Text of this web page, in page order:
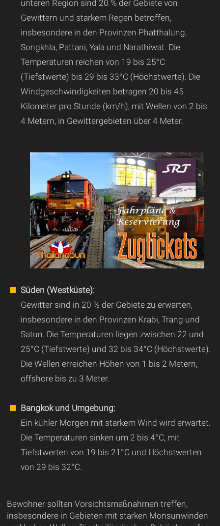
unteren Region sind 20 % der Gebiete von
Gewittern und starkem Regen betroffen,
insbesondere in den Provinzen Phatthalung,
Songkhla, Pattani, Yala und Narathiwat. Die
Temperaturen reichen von 19 bis 25°C
(Tiefstwerte) bis 29 bis 33°C (Höchstwerte). Die
Windgeschwindigkeiten betragen 20 bis 45
Kilometer pro Stunde (km/h), mit Wellen von 2 bis
4 Metern, in Gewittergebieten über 4 Meter.
Süden (Westküste):
Gewitter sind in 20 % der Gebiete zu erwarten,
insbesondere in den Provinzen Krabi, Trang und
Satun. Die Temperaturen liegen zwischen 22 und
25°C (Tiefstwerte) und 32 bis 34°C (Höchstwerte).
Die Wellen erreichen Höhen von 1 bis 2 Metern,
offshore bis zu 3 Meter.
Bangkok und Umgebung:
Ein kühler Morgen mit starkem Wind wird erwartet.
Die Temperaturen sinken um 2 bis 4°C, mit
Tiefstwerten von 19 bis 21°C und Höchstwerten
von 29 bis 32°C.
Bewohner sollten Vorsichtsmaßnahmen treffen,
insbesondere in Gebieten mit starken Monsunwinden